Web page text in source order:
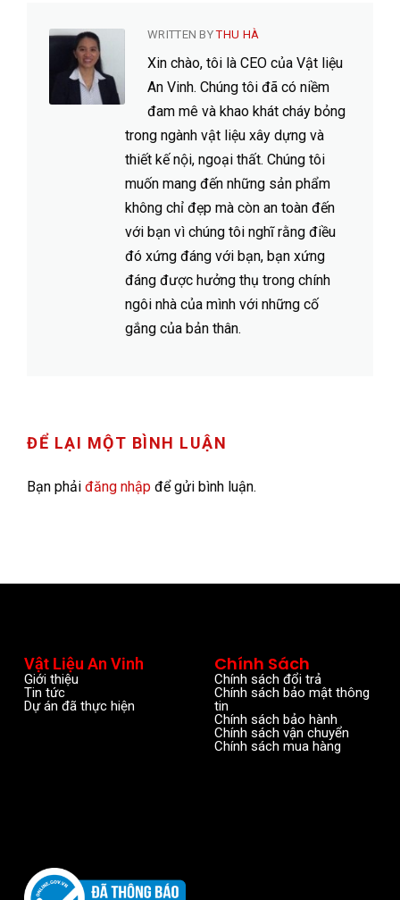
WRITTEN BYTHU HÀ
Xin chào, tôi là CEO của Vật liệu
An Vinh. Chúng tôi đã có niềm
đam mê và khao khát cháy bỏng
trong ngành vật liệu xây dựng và
thiết kế nội, ngoại thất. Chúng tôi
muốn mang đến những sản phẩm
không chỉ đẹp mà còn an toàn đến
với bạn vì chúng tôi nghĩ rằng điều
đó xứng đáng với bạn, bạn xứng
đáng được hưởng thụ trong chính
ngôi nhà của mình với những cố
gắng của bản thân.
ĐỂ LẠI MỘT BÌNH LUẬN
Bạn phải đăng nhập để gửi bình luận.
Vật Liệu An Vinh
Giới thiệu
Tin tức
Dự án đã thực hiện
Chính Sách
Chính sách đổi trả
Chính sách bảo mật thông
tin
Chính sách bảo hành
Chính sách vận chuyển
Chính sách mua hàng